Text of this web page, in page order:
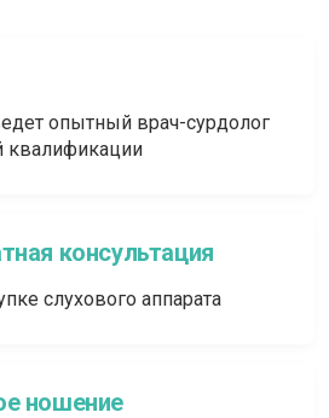
опытный врач-сурдолог
квалификации
консультация
слухового аппарата
ношение